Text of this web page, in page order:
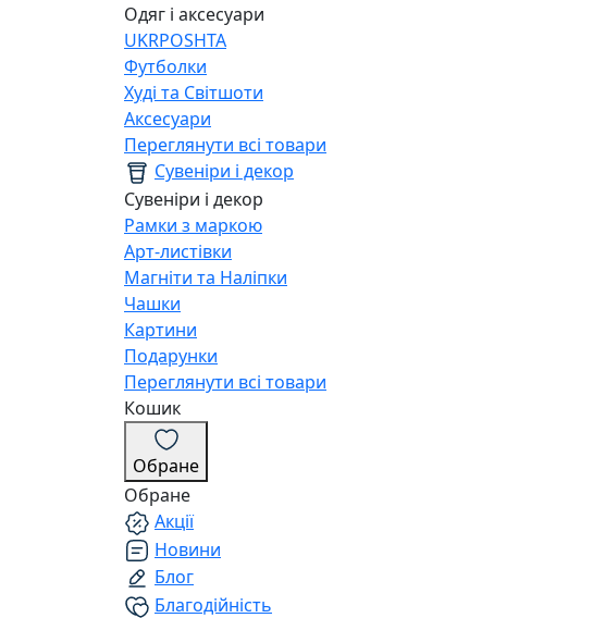
Одяг і аксесуари
UKRPOSHTA
Футболки
Худі та Світшоти
Аксесуари
Переглянути всі товари
Сувеніри і декор
Сувеніри і декор
Рамки з маркою
Арт-листівки
Магніти та Наліпки
Чашки
Картини
Подарунки
Переглянути всі товари
Кошик
Обране
Обране
Акції
Новини
Блог
Благодійність